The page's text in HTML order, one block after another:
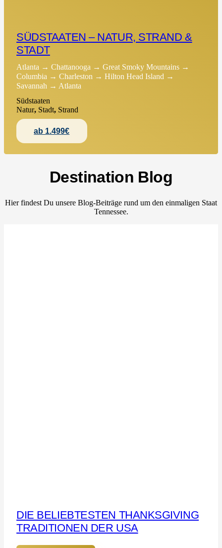
SÜDSTAATEN – NATUR, STRAND &
STADT
Atlanta → Chattanooga → Great Smoky Mountains →
Columbia → Charleston → Hilton Head Island →
Savannah → Atlanta
Südstaaten
Natur, Stadt, Strand
ab 1.499€
Destination Blog
Hier findest Du unsere Blog-Beiträge rund um den einmaligen Staat
Tennessee.
DIE BELIEBTESTEN THANKSGIVING
TRADITIONEN DER USA